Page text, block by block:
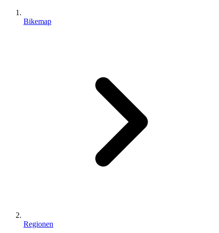
Bikemap
Regionen